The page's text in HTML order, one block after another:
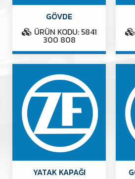
GÖVDE
ÜRÜN KODU: 5841
300 808
YATAK KAPAĞI